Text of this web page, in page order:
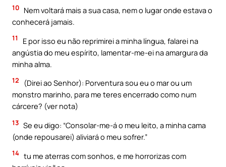
10 Nem voltará mais a sua casa, nem o lugar onde estava o
conhecerá jamais.
11
E por isso eu não reprimirei a minha língua, falarei na
angústia do meu espírito, lamentar-me-ei na amargura da
minha alma.
12
(Direi ao Senhor): Porventura sou eu o mar ou um
monstro marinho, para me teres encerrado como num
cárcere? (ver nota)
13 Se eu digo: “Consolar-me-á o meu leito, a minha cama
(onde repousarei) aliviará o meu sofrer.”
14 tu me aterras com sonhos, e me horrorizas com